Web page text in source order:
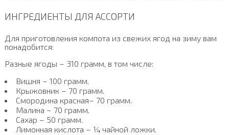
ИНГРЕДИЕНТЫ ДЛЯ АССОРТИ
Для приготовления компота из свежих ягод на зиму вам
понадобится:
Разные ягоды – 310 грамм, в том числе:
Вишня – 100 грамм.
Крыжовник – 70 грамм.
Смородина красная– 70 грамм.
Малина – 70 грамм.
Сахар – 50 грамм.
Лимонная кислота – ¼ чайной ложки.